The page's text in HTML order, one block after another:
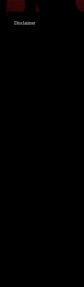
Disclaimer